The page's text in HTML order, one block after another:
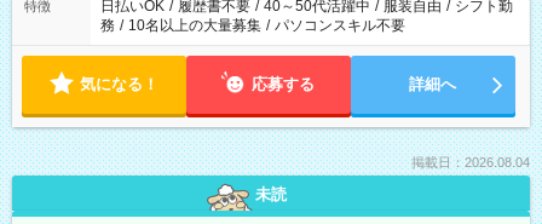
特徴 日払いOK / 履歴書不要 / 40～50代活躍中 / 服装自由 / シフト勤
務 / 10名以上の大量募集 / パソコンスキル不要
気になる！ 応募する 詳細へ
掲載日：2026.08.04
未読